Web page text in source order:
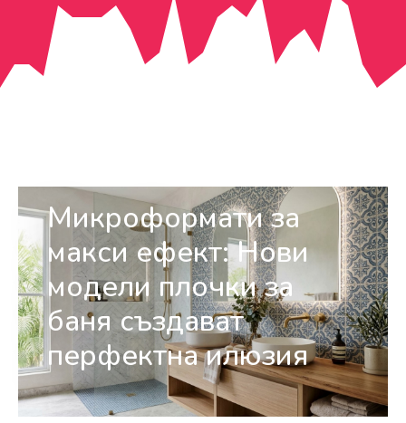
Микроформати за
макси ефект: Нови
модели плочки за
баня създават
перфектна илюзия